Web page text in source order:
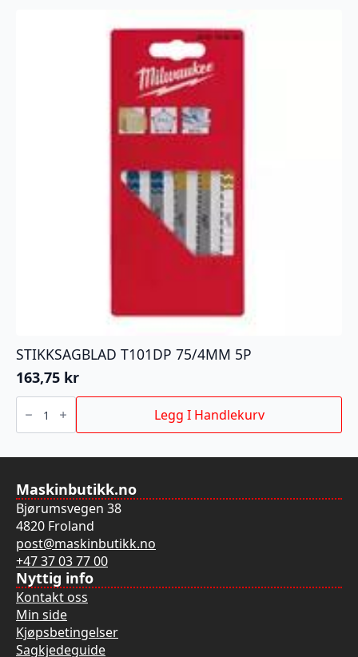
STIKKSAGBLAD T101DP 75/4MM 5P
163,75 kr
STIKKSAGBLAD
T101DP
75/4MM
5P
Legg I Handlekurv
Maskinbutikk.no
Bjørumsvegen 38
4820 Froland
post@maskinbutikk.no
+47 37 03 77 00
Nyttig info
Kontakt oss
Min side
Kjøpsbetingelser
Sagkjedeguide